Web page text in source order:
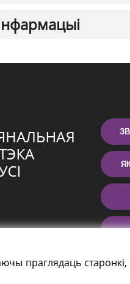
праглядаць